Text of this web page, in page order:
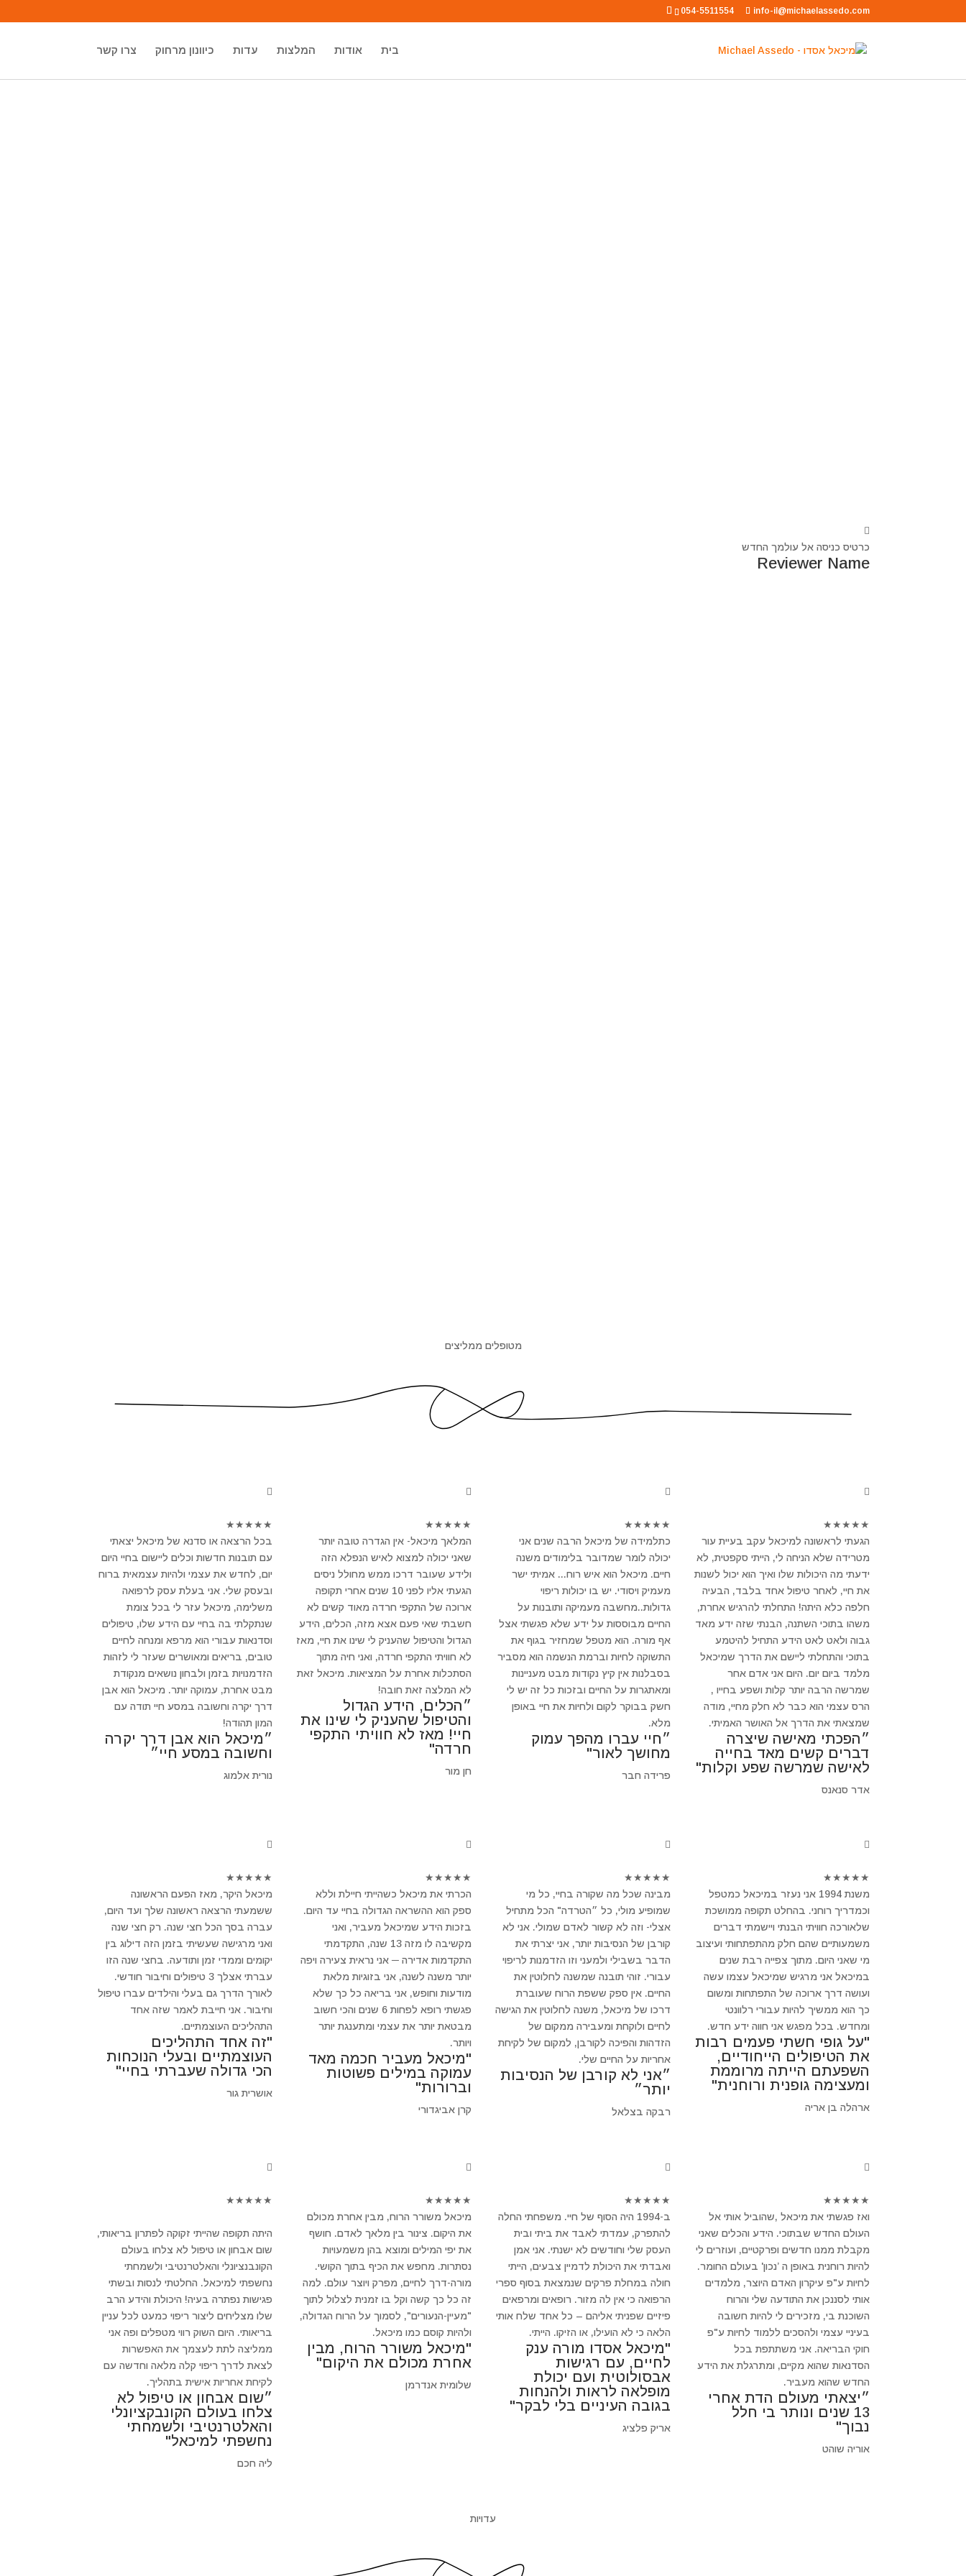
054-5511554 info-il@michaelassedo.com
בית אודות המלצות עדות כיוונון מרחוק צרו קשר
כרטיס כניסה אל עולמך החדש
Reviewer Name
מטופלים ממליצים
★
★
★
★
★
בכל הרצאה או סדנא של מיכאל יצאתי
עם תובנות חדשות וכלים ליישום בחיי היום
יום, לחדש את עצמי ולהיות עצמאית ברוח
ובעסק שלי. אני בעלת עסק לרפואה
משלימה, מיכאל עזר לי בכל צומת
שנתקלתי בה בחיי עם הידע שלו, טיפולים
וסדנאות עבורי הוא מרפא ומנחה לחיים
טובים, בריאים ומאושרים שעזר לי לזהות
הזדמנויות בזמן ולבחון נושאים מנקודת
מבט אחרת, עמוקה יותר. מיכאל הוא אבן
דרך יקרה וחשובה במסע חיי תודה עם
המון תהודה!
״מיכאל הוא אבן דרך יקרה
וחשובה במסע חיי״
נורית אלמוג
★
★
★
★
★
המלאך מיכאל- אין הגדרה טובה יותר
שאני יכולה למצוא לאיש הנפלא הזה
ולידע שעובר דרכו ממש מחולל ניסים
הגעתי אליו לפני 10 שנים אחרי תקופה
ארוכה של התקפי חרדה מאוד קשים לא
חשבתי שאי פעם אצא מזה, הכלים, הידע
הגדול והטיפול שהעניק לי שינו את חיי, מאז
לא חוויתי התקפי חרדה, ואני חיה מתוך
הסתכלות אחרת על המציאות. מיכאל זאת
לא המלצה זאת חובה!
״הכלים, הידע הגדול
והטיפול שהעניק לי שינו את
חיי! מאז לא חוויתי התקפי
חרדה"
חן מור
★
★
★
★
★
כתלמידה של מיכאל הרבה שנים אני
יכולה לומר שמדובר בלימודים משנה
חיים. מיכאל הוא איש רוח... אמיתי ישר
מעמיק ויסודי. יש בו יכולות ריפוי
גדולות..מחשבה מעמיקה ותובנות על
החיים מבוססות על ידע שלא פגשתי אצל
אף מורה. הוא מטפל שמחזיר בגוף את
התשוקה לחיות וברמת הנשמה הוא מסביר
בסבלנות אין קיץ נקודות מבט מעניינות
ומאתגרות על החיים ובזכות כל זה יש לי
חשק בבוקר לקום ולחיות את חיי באופן
מלא.
״חיי עברו מהפך עמוק
מחושך לאור"
פרידה חבר
★
★
★
★
★
הגעתי לראשונה למיכאל עקב בעיית עור
מטרידה שלא הניחה לי, הייתי סקפטית, לא
ידעתי מה היכולות שלו ואיך הוא יכול לשנות
את חיי, לאחר טיפול אחד בלבד, הבעיה
חלפה כלא היתה! התחלתי להרגיש אחרת,
משהו בתוכי השתנה, הבנתי שזה ידע מאד
גבוה ולאט לאט הידע התחיל להיטמע
בתוכי והתחלתי ליישם את הדרך שמיכאל
מלמד ביום יום. היום אני אדם אחר
שמרשה הרבה יותר קלות ושפע בחייו ,
הרס עצמי הוא כבר לא חלק מחיי, מודה
שמצאתי את הדרך אל האושר האמיתי.
״הפכתי מאישה שיצרה
דברים קשים מאד בחייה
לאישה שמרשה שפע וקלות"
אדר סנאנס
★
★
★
★
★
מיכאל היקר, מאז הפעם הראשונה
ששמעתי הרצאה ראשונה שלך ועד היום,
עברה בסך הכל חצי שנה. רק חצי שנה
ואני מרגישה שעשיתי בזמן הזה דילוג בין
יקומים וממדי זמן ותודעה. בחצי שנה הזו
עברתי אצלך 3 טיפולים וחיבור חודשי.
לאורך הדרך גם בעלי והילדים עברו טיפול
וחיבור. אני חייבת לאמר שזה אחד
התהליכים העוצמתיים.
"זה אחד התהליכים
העוצמתיים ובעלי הנוכחות
הכי גדולה שעברתי בחיי"
אושרית גור
★
★
★
★
★
הכרתי את מיכאל כשהייתי חיילת וללא
ספק הוא ההשראה הגדולה בחיי עד היום.
בזכות הידע שמיכאל מעביר, ואני
מקשיבה לו מזה 13 שנה, התקדמתי
התקדמות אדירה ─ אני נראית צעירה ויפה
יותר משנה לשנה, אני בזוגיות מלאת
מודעות וחופש, אני בריאה כל כך שלא
פגשתי רופא לפחות 6 שנים והכי חשוב
מבטאת יותר את עצמי ומתענגת יותר
ויותר.
"מיכאל מעביר חכמה מאד
עמוקה במילים פשוטות
וברורות"
קרן אביגדורי
★
★
★
★
★
מבינה שכל מה שקורה בחיי, כל מי
שמופיע מולי, כל ״הטרדה" הכל מתחיל
אצלי- וזה לא קשור לאדם שמולי. אני לא
קורבן של הנסיבות יותר, אני יצרתי את
הדבר בשבילי ולמעני וזו הזדמנות לריפוי
עבורי. זוהי תובנה שמשנה לחלוטין את
החיים. אין ספק ששפת הרוח שעוברת
דרכו של מיכאל, משנה לחלוטין את הגישה
לחיים ולוקחת ומעבירה ממקום של
הזדהות והפיכה לקורבן, למקום של לקיחת
אחריות על החיים שלי.
״אני לא קורבן של הנסיבות
יותר״
רבקה בצלאל
★
★
★
★
★
משנת 1994 אני נעזר במיכאל כמטפל
וכמדריך רוחני. בהחלט תקופה ממושכת
שלאורכה חוויתי הבנתי ויישמתי דברים
משמעותיים שהם חלק מהתפתחותי ועיצוב
מי שאני היום. מתוך צפייה רבת שנים
במיכאל אני מרגיש שמיכאל עצמו עשה
ועושה דרך ארוכה של התפתחות ומשום
כך הוא ממשיך להיות עבורי רלוונטי
ומחדש. בכל מפגש אני חווה ידע חדש.
"על גופי חשתי פעמים רבות
את הטיפולים הייחודיים,
השפעתם הייתה מרוממת
ומעצימה גופנית ורוחנית"
ארהלה בן אריה
★
★
★
★
★
היתה תקופה שהייתי זקוקה לפתרון בריאותי,
שום אבחון או טיפול לא צלחו בעולם
הקונבנציונלי והאלטרנטיבי ולשמחתי
נחשפתי למיכאל. החלטתי לנסות ובשתי
פגישות נפתרה בעיה! היכולת והידע הרב
שלו מצליחים ליצור ריפוי כמעט לכל עניין
בריאותי. היום השוק רווי מטפלים ופה אני
ממליצה לתת לעצמך את האפשרות
לצאת לדרך ריפוי קלה מלאה וחדשה עם
לקיחת אחריות אישית בתהליך.
״שום אבחון או טיפול לא
צלחו בעולם הקונבקציונלי
והאלטרנטיבי ולשמחתי
נחשפתי למיכאל"
ליה חכם
★
★
★
★
★
מיכאל משורר הרוח, מבין אחרת מכולם
את היקום. צינור בין מלאך לאדם. חושף
את יפי המילים ומוצא בהן משמעויות
נסתרות. מחפש את הכיף בתוך הקושי.
מורה-דרך לחיים, מפרק ויוצר עולם. למה
זה כל כך קשה וקל בו זמנית לצלול לתוך
"מעיין-הנעורים", לסמוך על הרוח הגדולה,
ולהיות קוסם כמו מיכאל.
"מיכאל משורר הרוח, מבין
אחרת מכולם את היקום"
שלומית אנדרמן
★
★
★
★
★
ב-1994 היה הסוף של חיי. משפחתי החלה
להתפרק, עמדתי לאבד את ביתי ובית
העסק שלי וחודשים לא ישנתי. אני אמן
ואבדתי את היכולת לדמיין צבעים, הייתי
חולה במחלת פרקים שנמצאת בסוף ספרי
הרפואה כי אין לה מזור. רופאים ומרפאים
פיזיים שפניתי אליהם – כל אחד שלח אותי
הלאה כי לא הועילו, או הזיקו. הייתי.
"מיכאל אסדו מורה ענק
לחיים, עם רגישות
אבסולוטית ועם יכולת
מופלאה לראות ולהנחות
בגובה העיניים בלי לבקר"
אריק פלציג
★
★
★
★
★
ואז פגשתי את מיכאל ,שהוביל אותי אל
העולם החדש שבתוכי. הידע והכלים שאני
מקבלת ממנו חדשים ופרקטיים, ועוזרים לי
להיות רוחנית באופן ה ’נכון' בעולם החומר.
לחיות ע"פ עיקרון האדם היוצר, מלמדים
אותי לסננכן את התודעה שלי והרוח
השוכנת בי, מזכירים לי להיות חשובה
בעיניי עצמי ולהסכים ללמוד לחיות ע"פ
חוקי הבריאה. אני משתתפת בכל
הסדנאות שהוא מקיים, ומתרגלת את הידע
החדש שהוא מעביר.
״יצאתי מעולם הדת אחרי
13 שנים ונותר בי חלל
נבוך"
אוריה שוהט
עדויות